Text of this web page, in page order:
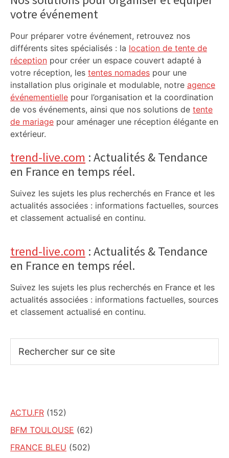
votre événement
Pour préparer votre événement, retrouvez nos
différents sites spécialisés : la location de tente de
réception pour créer un espace couvert adapté à
votre réception, les tentes nomades pour une
installation plus originale et modulable, notre agence
événementielle pour l’organisation et la coordination
de vos événements, ainsi que nos solutions de tente
de mariage pour aménager une réception élégante en
extérieur.
trend-live.com : Actualités & Tendance
en France en temps réel.
Suivez les sujets les plus recherchés en France et les
actualités associées : informations factuelles, sources
et classement actualisé en continu.
trend-live.com : Actualités & Tendance
en France en temps réel.
Suivez les sujets les plus recherchés en France et les
actualités associées : informations factuelles, sources
et classement actualisé en continu.
sur
ACTU.FR (152)
BFM TOULOUSE (62)
FRANCE BLEU (502)